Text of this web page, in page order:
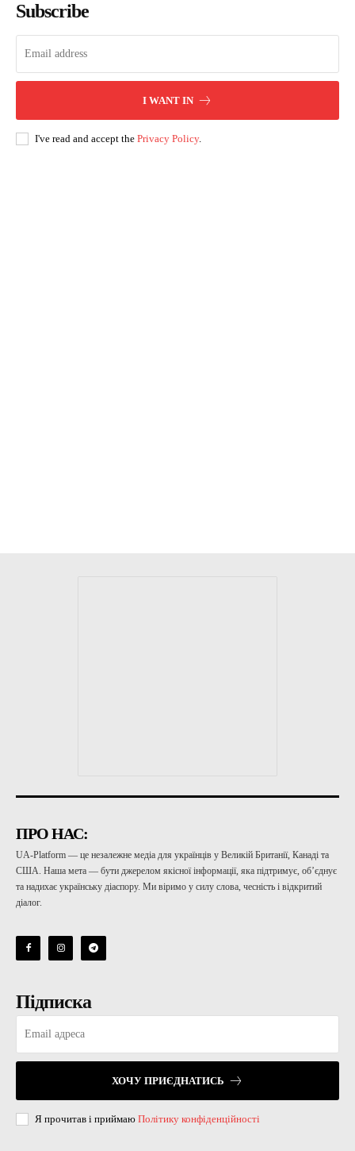
Subscribe
I WANT IN
I've read and accept the Privacy Policy.
ПРО НАС:
UA-Platform — це незалежне медіа для українців у Великій Британії, Канаді та
США. Наша мета — бути джерелом якісної інформації, яка підтримує, об’єднує
та надихає українську діаспору. Ми віримо у силу слова, чесність і відкритий
діалог.
Підписка
ХОЧУ ПРИЄДНАТИСЬ
Я прочитав і приймаю Політику конфіденційності